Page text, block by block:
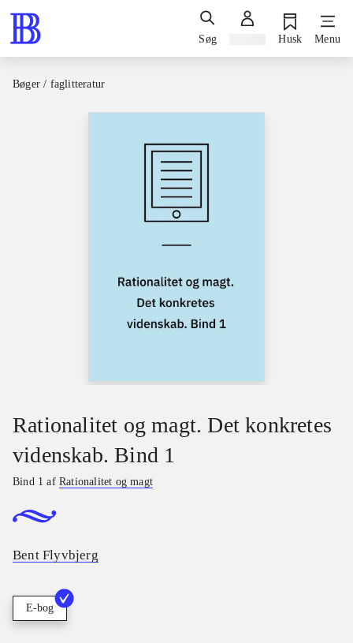
Søg Husk Menu
Bøger / faglitteratur
Rationalitet og magt. Det konkretes
videnskab. Bind 1
Bind 1 afRationalitet og magt
Bent Flyvbjerg
E-bog